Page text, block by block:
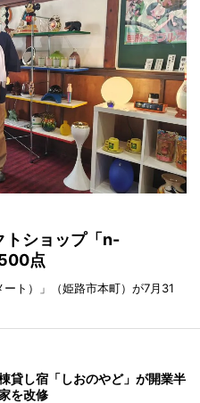
トショップ「n-
点
ト）」（姫路市本町）が7月31
貸し宿「しおのやど」が開業半
を改修